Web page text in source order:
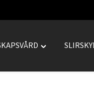
Toggle